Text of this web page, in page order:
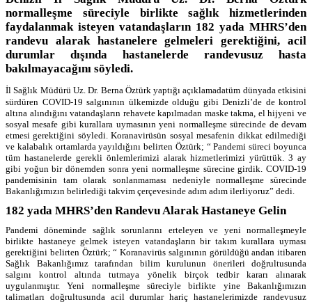
normalleşme süreciyle birlikte sağlık hizmetlerinden
faydalanmak isteyen vatandaşların 182 yada MHRS’den
randevu alarak hastanelere gelmeleri gerektiğini, acil
durumlar dışında hastanelerde randevusuz hasta
bakılmayacağını söyledi.
İl Sağlık Müdürü Uz. Dr. Berna Öztürk yaptığı açıklamadatüm dünyada etkisini
sürdüren COVID-19 salgınının ülkemizde olduğu gibi Denizli’de de kontrol
altına alındığını vatandaşların rehavete kapılmadan maske takma, el hijyeni ve
sosyal mesafe gibi kurallara uymasının yeni normalleşme sürecinde de devam
etmesi gerektiğini söyledi. Koranavirüsün sosyal mesafenin dikkat edilmediği
ve kalabalık ortamlarda yayıldığını belirten Öztürk; “ Pandemi süreci boyunca
tüm hastanelerde gerekli önlemlerimizi alarak hizmetlerimizi yürüttük. 3 ay
gibi yoğun bir dönemden sonra yeni normalleşme sürecine girdik. COVID-19
pandemisinin tam olarak sonlanmaması nedeniyle normalleşme sürecinde
Bakanlığımızın belirlediği takvim çerçevesinde adım adım ilerliyoruz” dedi.
182 yada MHRS’den Randevu Alarak Hastaneye Gelin
Pandemi döneminde sağlık sorunlarını erteleyen ve yeni normalleşmeyle
birlikte hastaneye gelmek isteyen vatandaşların bir takım kurallara uyması
gerektiğini belirten Öztürk; “ Koranavirüs salgınının görüldüğü andan itibaren
Sağlık Bakanlığımız tarafından bilim kurulunun önerileri doğrultusunda
salgını kontrol altında tutmaya yönelik birçok tedbir kararı alınarak
uygulanmıştır. Yeni normalleşme süreciyle birlikte yine Bakanlığımızın
talimatları doğrultusunda acil durumlar hariç hastanelerimizde randevusuz